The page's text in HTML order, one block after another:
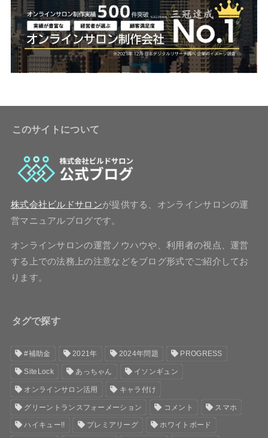
このサイトについて
株式会社ビルドサロンが提供する、オンラインサロンの運
営マニュアルブログです。
オンラインサロンの運営ノウハウや、利用者の視点、運営
する上での法務上の注意などをブログ形式でご紹介してお
ります。
タグで探す
#補助金 2021年 2024年問題 PROGRESS
SiteLock あっちゃん イソンギュン
オンラインサロン活用 キャラ付け
グリーントランスフォーメーション コメント スマホ
ハイキュー!! プレミアリーグ ホワイトボード